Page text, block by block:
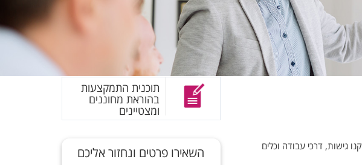
גישות, דרכי עבודה וכלים
תוכנית התמקצעות
בהוראת מחוננים
ומצטיינים
השאירו פרטים ונחזור אליכם